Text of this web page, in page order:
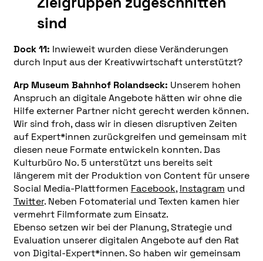
sind
Dock 11: Inwieweit wurden diese Veränderungen
durch Input aus der Kreativwirtschaft unterstützt?
Arp Museum Bahnhof Rolandseck: Unserem hohen
Anspruch an digitale Angebote hätten wir ohne die
Hilfe externer Partner nicht gerecht werden können.
Wir sind froh, dass wir in diesen disruptiven Zeiten
auf Expert*innen zurückgreifen und gemeinsam mit
diesen neue Formate entwickeln konnten. Das
Kulturbüro No. 5 unterstützt uns bereits seit
längerem mit der Produktion von Content für unsere
Social Media-Plattformen Facebook, Instagram und
Twitter. Neben Fotomaterial und Texten kamen hier
vermehrt Filmformate zum Einsatz.
Ebenso setzen wir bei der Planung, Strategie und
Evaluation unserer digitalen Angebote auf den Rat
von Digital-Expert*innen. So haben wir gemeinsam